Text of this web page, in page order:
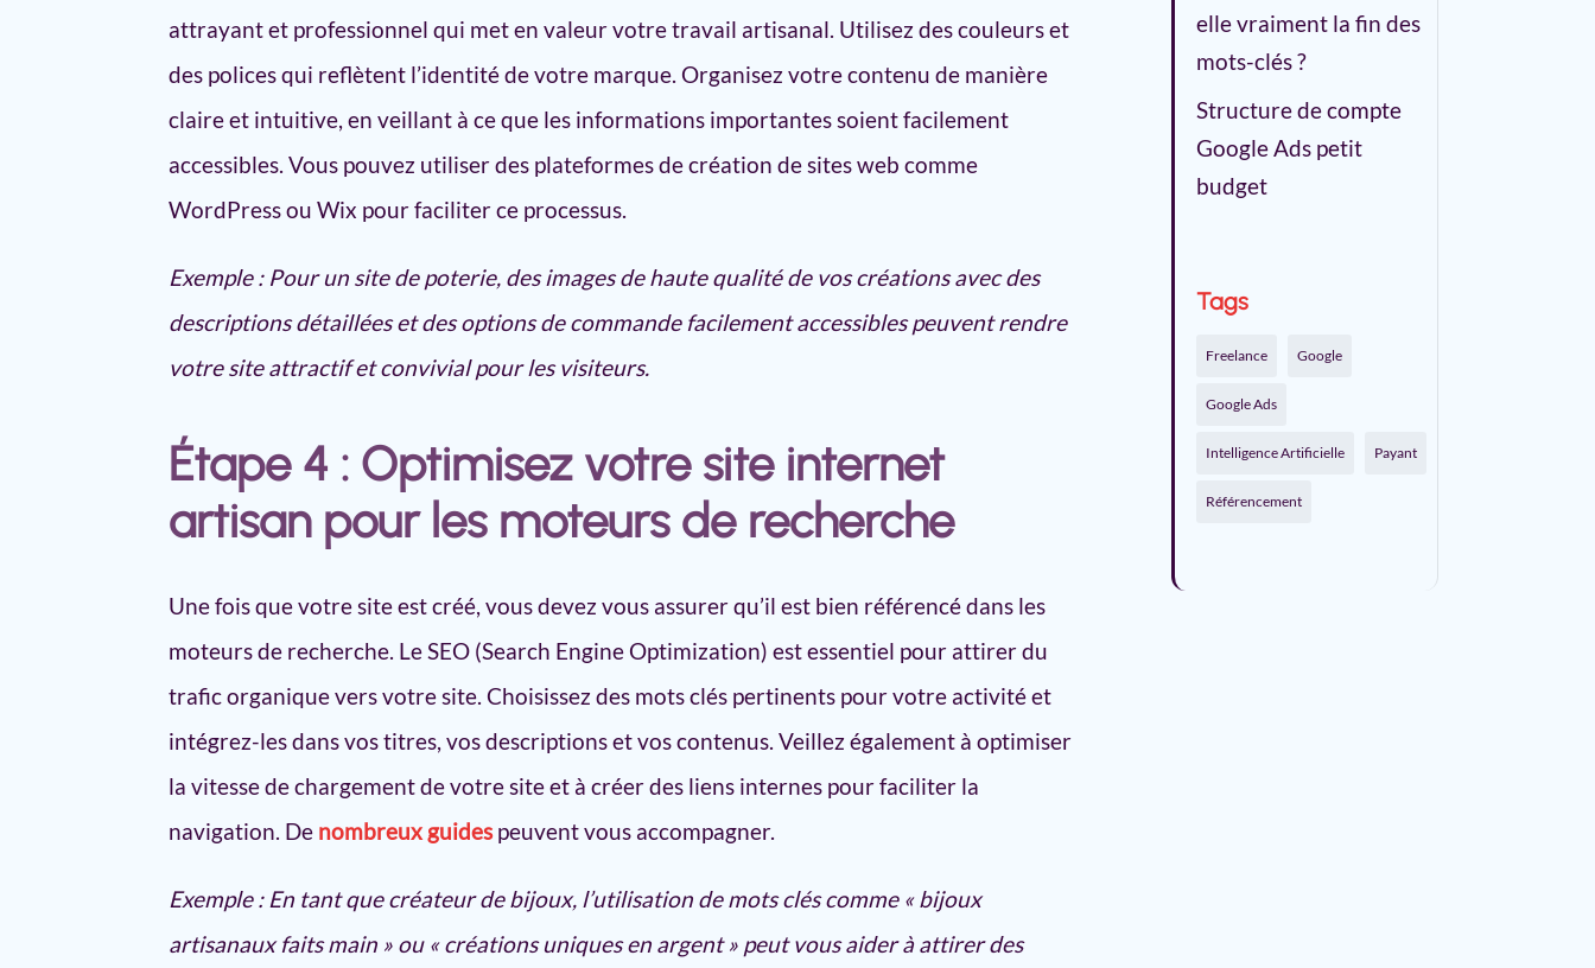
attrayant et professionnel qui met en valeur votre travail artisanal. Utilisez des couleurs et
des polices qui reflètent l’identité de votre marque. Organisez votre contenu de manière
claire et intuitive, en veillant à ce que les informations importantes soient facilement
accessibles. Vous pouvez utiliser des plateformes de création de sites web comme
WordPress ou Wix pour faciliter ce processus.
Exemple : Pour un site de poterie, des images de haute qualité de vos créations avec des
descriptions détaillées et des options de commande facilement accessibles peuvent rendre
votre site attractif et convivial pour les visiteurs.
Étape 4 : Optimisez votre site internet
artisan pour les moteurs de recherche
Une fois que votre site est créé, vous devez vous assurer qu’il est bien référencé dans les
moteurs de recherche. Le SEO (Search Engine Optimization) est essentiel pour attirer du
trafic organique vers votre site. Choisissez des mots clés pertinents pour votre activité et
intégrez-les dans vos titres, vos descriptions et vos contenus. Veillez également à optimiser
la vitesse de chargement de votre site et à créer des liens internes pour faciliter la
navigation. De nombreux guides peuvent vous accompagner.
Exemple : En tant que créateur de bijoux, l’utilisation de mots clés comme « bijoux
artisanaux faits main » ou « créations uniques en argent » peut vous aider à attirer des
elle vraiment la fin des
mots-clés ?
Structure de compte
Google Ads petit
budget
Tags
Freelance Google
Google Ads
Intelligence Artificielle Payant
Référencement